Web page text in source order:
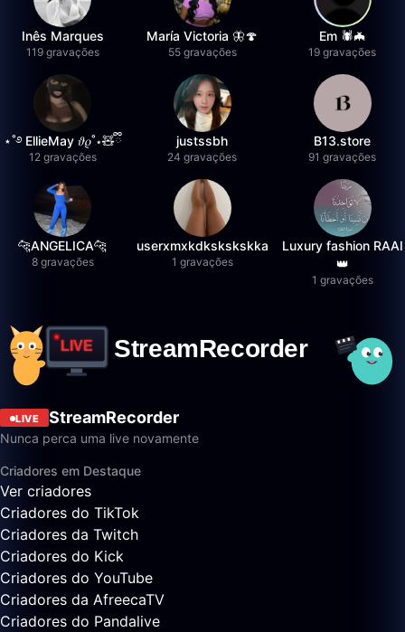
Inês Marques
119 gravações
María Victoria 🦋🍄
55 gravações
Em 🕷️🦇
19 gravações
⋆˚࿔ EllieMay 𝜗𝜚˚⋆🧸ྀི
12 gravações
justssbh
24 gravações
B13.store
91 gravações
🐆ANGELICA🐆
8 gravações
userxmxkdkskskskka
1 gravações
Luxury fashion RAAI
👑
1 gravações
LIVE StreamRecorder
Nunca perca uma live novamente
Criadores em Destaque
Ver criadores
Criadores do TikTok
Criadores da Twitch
Criadores do Kick
Criadores do YouTube
Criadores da AfreecaTV
Criadores do Pandalive